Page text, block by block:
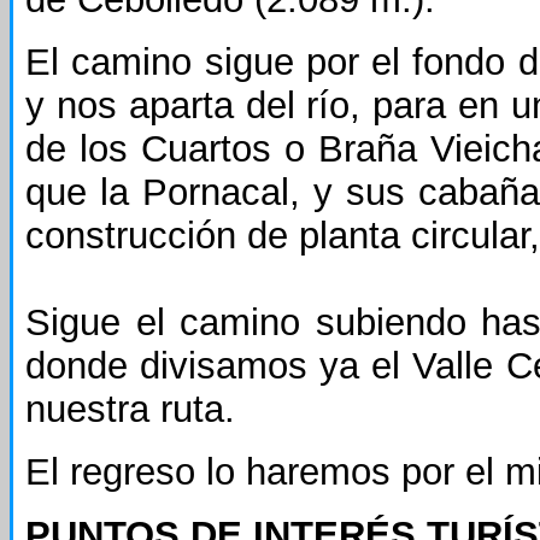
El camino sigue por el fondo
y nos aparta del río, para en
de los Cuartos o Braña
que la Pornacal, y sus
construcción de planta
Sigue el camino subiendo
donde divisamos ya el Valle
nuestra ruta.
El regreso lo haremos por el